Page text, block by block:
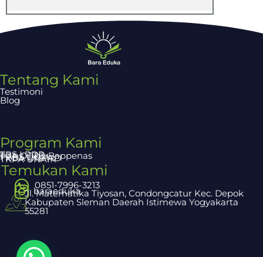
Tentang Kami
Testimoni
Blog
Program Kami
TBS LPDP
TPA OTTO Bappenas
PAPS UGM
TKDA UNPAD
TKPA UNAIR
Temukan Kami
0851-7996-3213
baraeduka
Jl. Matematika Tiyosan, Condongcatur Kec. Depok
Kabupaten Sleman Daerah Istimewa Yogyakarta
55281